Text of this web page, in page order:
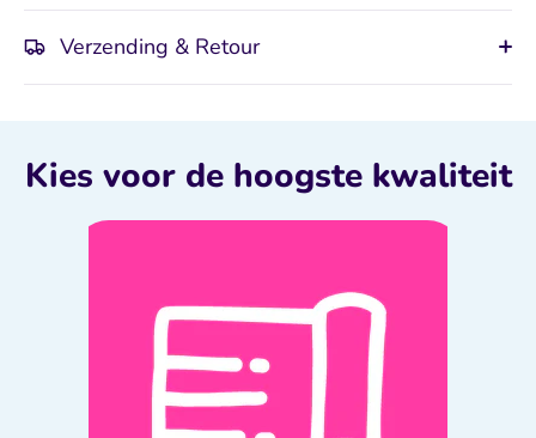
Verzending & Retour
Kies voor de hoogste kwaliteit